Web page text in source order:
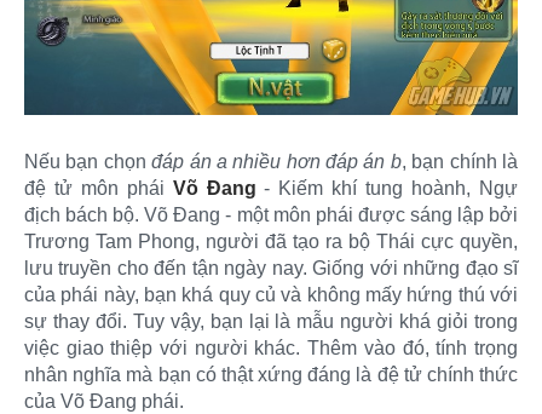
Nếu bạn chọnđáp án a nhiều hơn đáp án b, bạn chính là
đệ tử môn phái Võ Đang - Kiếm khí tung hoành, Ngự
địch bách bộ. Võ Đang - một môn phái được sáng lập bởi
Trương Tam Phong, người đã tạo ra bộ Thái cực quyền,
lưu truyền cho đến tận ngày nay. Giống với những đạo sĩ
của phái này, bạn khá quy củ và không mấy hứng thú với
sự thay đổi. Tuy vậy, bạn lại là mẫu người khá giỏi trong
việc giao thiệp với người khác. Thêm vào đó, tính trọng
nhân nghĩa mà bạn có thật xứng đáng là đệ tử chính thức
của Võ Đang phái.